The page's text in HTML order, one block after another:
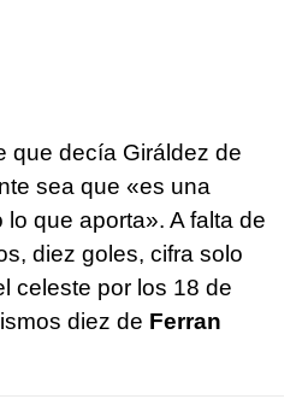
que decía Giráldez de
sea que «es una
lo que aporta». A falta de
diez goles, cifra solo
celeste por los 18 de
diez de Ferran